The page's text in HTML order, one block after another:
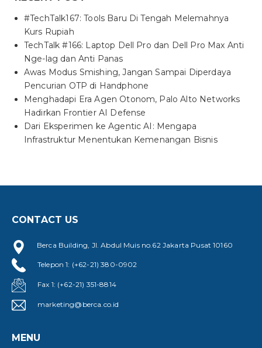
#TechTalk167: Tools Baru Di Tengah Melemahnya
Kurs Rupiah
TechTalk #166: Laptop Dell Pro dan Dell Pro Max Anti
Nge-lag dan Anti Panas
Awas Modus Smishing, Jangan Sampai Diperdaya
Pencurian OTP di Handphone
Menghadapi Era Agen Otonom, Palo Alto Networks
Hadirkan Frontier AI Defense
Dari Eksperimen ke Agentic AI: Mengapa
Infrastruktur Menentukan Kemenangan Bisnis
CONTACT US
Berca Building, Jl. Abdul Muis no.62 Jakarta Pusat 10160
Telepon 1: (+62-21) 380-0902
Fax 1: (+62-21) 351-8814
marketing@berca.co.id
MENU